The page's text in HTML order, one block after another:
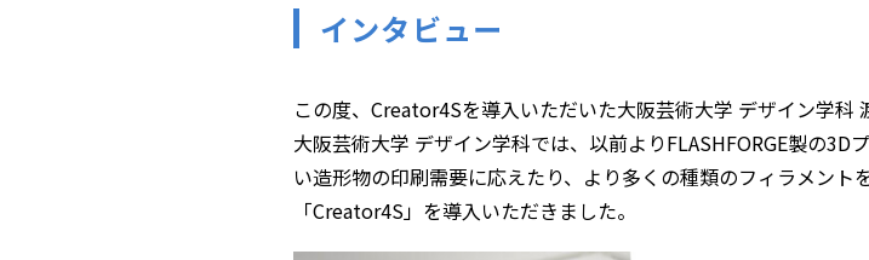
インタビュー
この度、Creator4Sを導入いただいた大阪芸術大学 デザイン学科
大阪芸術大学 デザイン学科では、以前よりFLASHFORGE製の
い造形物の印刷需要に応えたり、より多くの種類のフィラメント
「Creator4S」を導入いただきました。